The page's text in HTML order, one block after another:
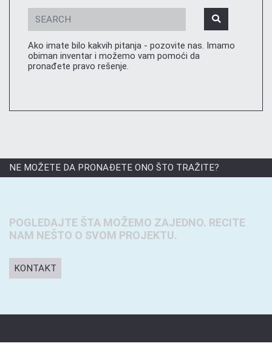
Ako imate bilo kakvih pitanja - pozovite nas. Imamo
obiman inventar i možemo vam pomoći da
pronađete pravo rešenje.
NE MOŽETE DA PRONAĐETE ONO ŠTO TRAŽITE?
POGLEDAJTE ŠTA MOŽEMO ZAJEDNO. RECITE
NAM NEŠTO O SVOM PROJEKTU.
KONTAKT